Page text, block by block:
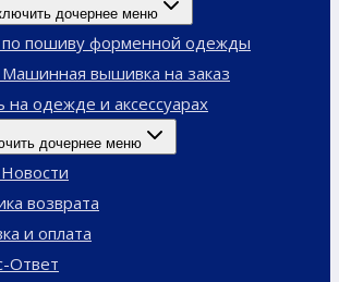
дочернее меню
по пошиву форменной одежды
Машинная вышивка на заказ
на одежде и аксессуарах
дочернее меню
возврата
и оплата
Ответ